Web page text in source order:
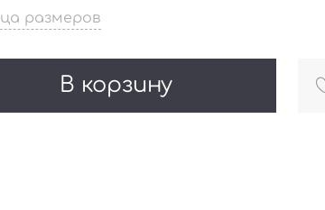
размеров
В корзину